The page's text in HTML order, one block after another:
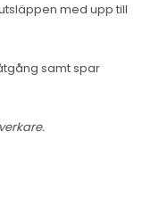
med upp till
samt spar